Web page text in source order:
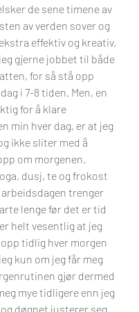
de sene timene av
av verden sover og
effektiv og kreativ.
gjerne jobbet til både
for så stå opp
i 7-8 tiden. Men, en
for å klare
min hver dag, er at jeg
ikke sliter med å
om morgenen.
dusj, te og frokost
trenger
lenge før det er tid
helt vesentlig at jeg
tidlig hver morgen
kun om jeg får meg
gjør dermed
mye tidligere enn jeg
døgnet justerer seg